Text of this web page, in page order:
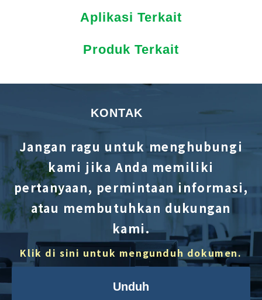
Aplikasi Terkait
Produk Terkait
KONTAK
Jangan ragu untuk menghubungi
kami jika Anda memiliki
pertanyaan, permintaan informasi,
atau membutuhkan dukungan
kami.
Klik di sini untuk mengunduh dokumen.
Unduh